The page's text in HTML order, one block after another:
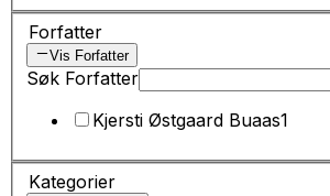
Forfatter
Vis Forfatter
Søk Forfatter
Kjersti Østgaard Buaas1
Kategorier